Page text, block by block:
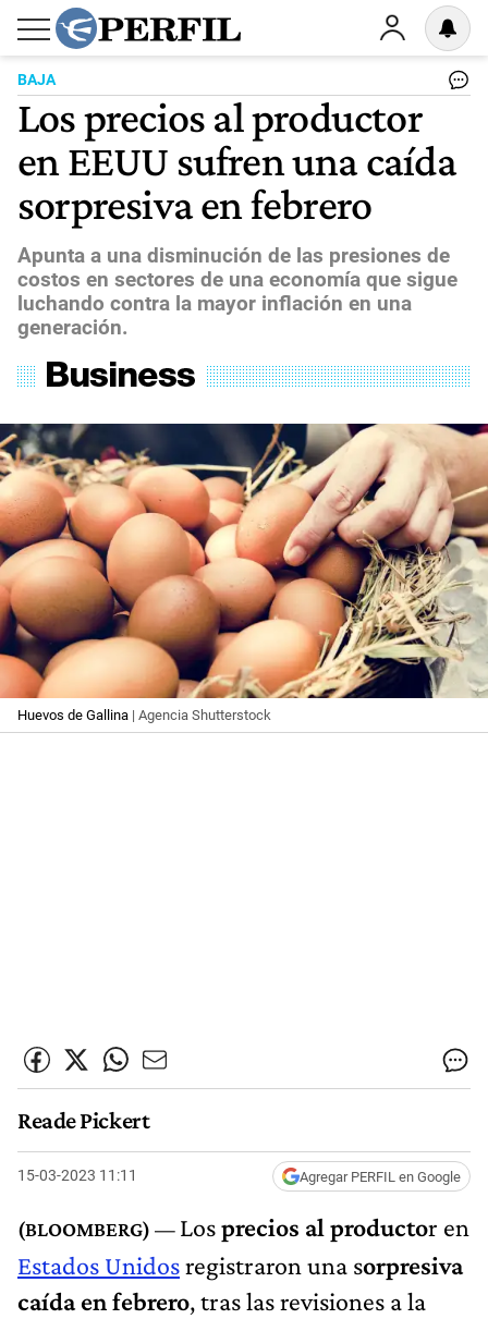
BAJA
Los precios al productor
en EEUU sufren una caída
sorpresiva en febrero
Apunta a una disminución de las presiones de
costos en sectores de una economía que sigue
luchando contra la mayor inflación en una
generación.
Huevos de Gallina | Agencia Shutterstock
Reade Pickert
15-03-2023 11:11 Agregar PERFIL en Google
Losprecios al productor en
Estados Unidosregistraron una sorpresiva
caída en febrero, tras las revisiones a la